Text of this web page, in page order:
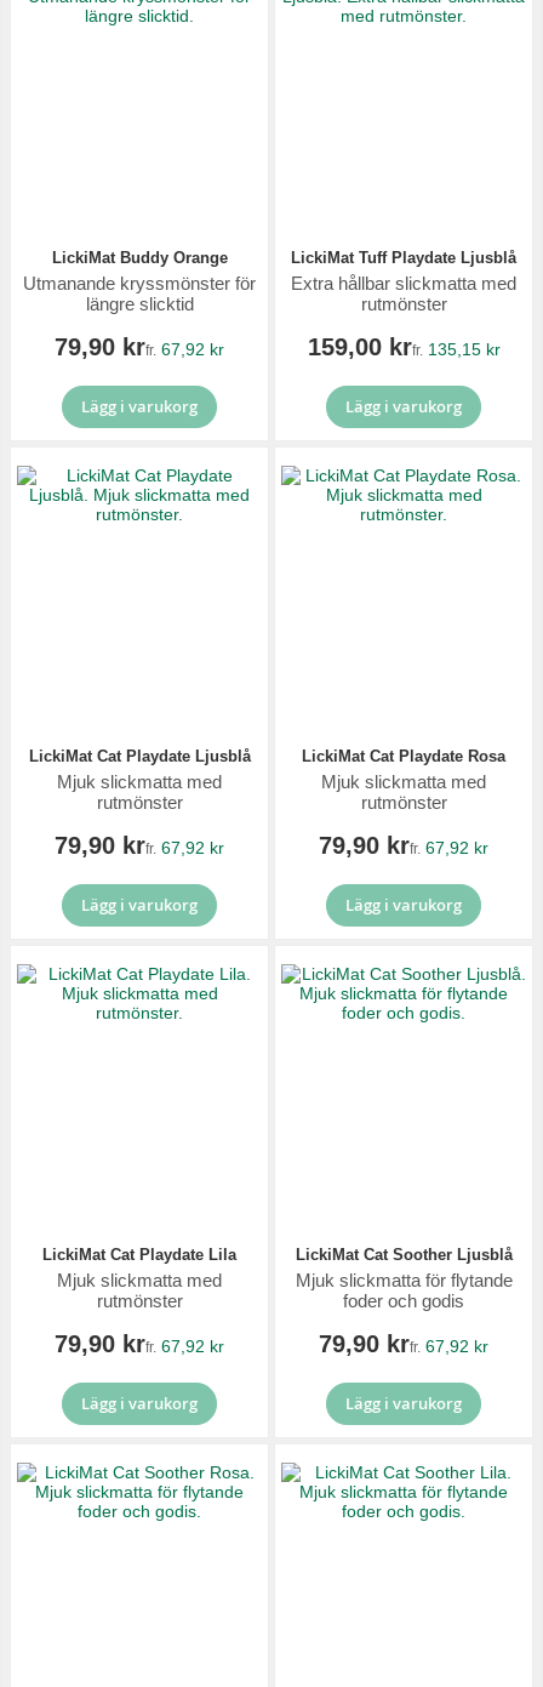
LickiMat Buddy Orange
Utmanande kryssmönster för
längre slicktid
79,90 krfr. 67,92 kr
Lägg i varukorg
LickiMat Tuff Playdate Ljusblå
Extra hållbar slickmatta med
rutmönster
159,00 krfr. 135,15 kr
Lägg i varukorg
LickiMat Cat Playdate Ljusblå
Mjuk slickmatta med
rutmönster
79,90 krfr. 67,92 kr
Lägg i varukorg
LickiMat Cat Playdate Rosa
Mjuk slickmatta med
rutmönster
79,90 krfr. 67,92 kr
Lägg i varukorg
LickiMat Cat Playdate Lila
Mjuk slickmatta med
rutmönster
79,90 krfr. 67,92 kr
Lägg i varukorg
LickiMat Cat Soother Ljusblå
Mjuk slickmatta för flytande
foder och godis
79,90 krfr. 67,92 kr
Lägg i varukorg